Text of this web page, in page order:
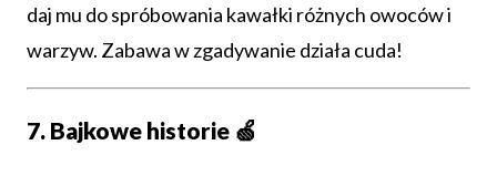
daj mu do spróbowania kawałki różnych owoców i
warzyw. Zabawa w zgadywanie działa cuda!
7. Bajkowe historie 🍏